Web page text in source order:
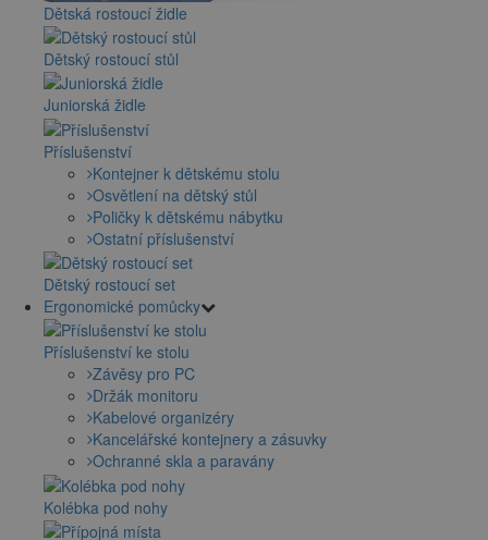
Dětská rostoucí židle
Dětský rostoucí stůl
Juniorská židle
Příslušenství
Kontejner k dětskému stolu
Osvětlení na dětský stůl
Poličky k dětskému nábytku
Ostatní příslušenství
Dětský rostoucí set
Ergonomické pomůcky
Příslušenství ke stolu
Závěsy pro PC
Držák monitoru
Kabelové organizéry
Kancelářské kontejnery a zásuvky
Ochranné skla a paravány
Kolébka pod nohy